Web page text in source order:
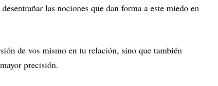
las nociones que dan forma a este miedo en
de vos mismo en tu relación, sino que también
precisión.